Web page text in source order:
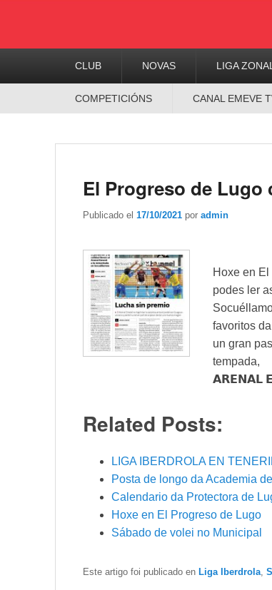
CLUB NOVAS LIGA
COMPETICIÓNS CANAL EMEVE
El Progreso de Lugo
Publicado el 17/10/2021 por admin
Hoxe en
podes ler
favoritos
un gran
tempada,
𝗔𝗥𝗘𝗡𝗔𝗟
Related Posts:
LIGA IBERDROLA EN
Posta de longo da Academia
Calendario da Protectora de
Hoxe en El Progreso de Lugo
Sábado de volei no Municipal
Este artigo foi publicado en Liga Iberdrola,